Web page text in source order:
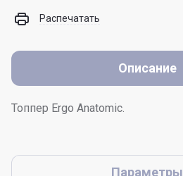
Распечатать
Описание
Топпер Ergo Anatomic.
Параметры